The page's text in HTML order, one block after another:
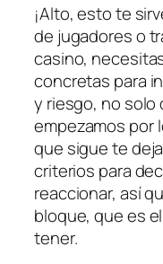
¡Alto, esto te
de jugadores o
casino,
concretas para
y riesgo, no
empezamos por
que sigue te
criterios para
reaccionar, así
bloque, que es
tener.